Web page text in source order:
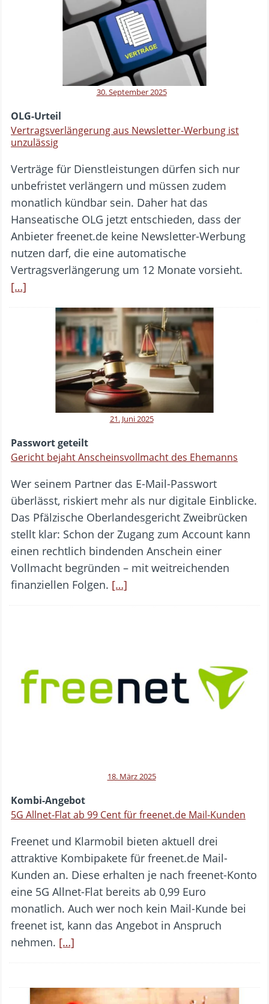
30. September 2025
OLG-Urteil
Vertragsverlängerung aus Newsletter-Werbung ist
unzulässig
Verträge für Dienstleistungen dürfen sich nur
unbefristet verlängern und müssen zudem
monatlich kündbar sein. Daher hat das
Hanseatische OLG jetzt entschieden, dass der
Anbieter freenet.de keine Newsletter-Werbung
nutzen darf, die eine automatische
Vertragsverlängerung um 12 Monate vorsieht.
[…]
21. Juni 2025
Passwort geteilt
Gericht bejaht Anscheinsvollmacht des Ehemanns
Wer seinem Partner das E-Mail-Passwort
überlässt, riskiert mehr als nur digitale Einblicke.
Das Pfälzische Oberlandesgericht Zweibrücken
stellt klar: Schon der Zugang zum Account kann
einen rechtlich bindenden Anschein einer
Vollmacht begründen – mit weitreichenden
finanziellen Folgen. […]
18. März 2025
Kombi-Angebot
5G Allnet-Flat ab 99 Cent für freenet.de Mail-Kunden
Freenet und Klarmobil bieten aktuell drei
attraktive Kombipakete für freenet.de Mail-
Kunden an. Diese erhalten je nach freenet-Konto
eine 5G Allnet-Flat bereits ab 0,99 Euro
monatlich. Auch wer noch kein Mail-Kunde bei
freenet ist, kann das Angebot in Anspruch
nehmen. […]